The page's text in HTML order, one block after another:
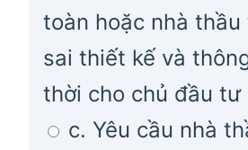
toàn hoặc nhà thầu
sai thiết kế và
thời cho chủ đầu tư
c. Yêu cầu nhà